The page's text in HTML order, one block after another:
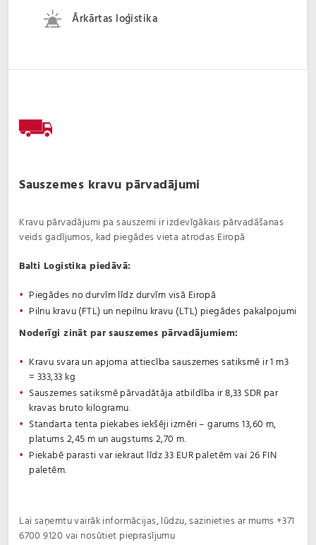
Ārkārtas loģistika
Sauszemes kravu pārvadājumi
Kravu pārvadājumi pa sauszemi ir izdevīgākais pārvadāšanas
veids gadījumos, kad piegādes vieta atrodas Eiropā
Balti Logistika piedāvā:
Piegādes no durvīm līdz durvīm visā Eiropā
Pilnu kravu (FTL) un nepilnu kravu (LTL) piegādes pakalpojumi
Noderīgi zināt par sauszemes pārvadājumiem:
Kravu svara un apjoma attiecība sauszemes satiksmē ir 1 m3
= 333,33 kg
Sauszemes satiksmē pārvadātāja atbildība ir 8,33 SDR par
kravas bruto kilogramu.
Standarta tenta piekabes iekšēji izmēri – garums 13,60 m,
platums 2,45 m un augstums 2,70 m.
Piekabē parasti var iekraut līdz 33 EUR paletēm vai 26 FIN
paletēm.
Lai saņemtu vairāk informācijas, lūdzu, sazinieties ar mums+371
6700 9120 vai nosūtiet pieprasījumu